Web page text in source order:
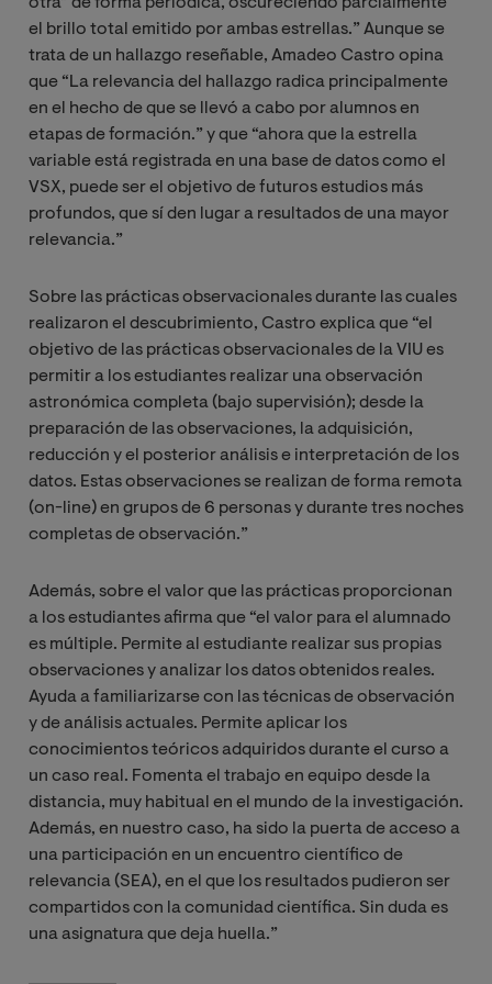
el brillo total emitido por ambas estrellas.” Aunque se
trata de un hallazgo reseñable, Amadeo Castro opina
que “La relevancia del hallazgo radica principalmente
en el hecho de que se llevó a cabo por alumnos en
etapas de formación.” y que “ahora que la estrella
variable está registrada en una base de datos como el
VSX, puede ser el objetivo de futuros estudios más
profundos, que sí den lugar a resultados de una mayor
relevancia.”
Sobre las prácticas observacionales durante las cuales
realizaron el descubrimiento, Castro explica que “el
objetivo de las prácticas observacionales de la VIU es
permitir a los estudiantes realizar una observación
astronómica completa (bajo supervisión); desde la
preparación de las observaciones, la adquisición,
reducción y el posterior análisis e interpretación de los
datos. Estas observaciones se realizan de forma remota
(on-line) en grupos de 6 personas y durante tres noches
completas de observación.”
Además, sobre el valor que las prácticas proporcionan
a los estudiantes afirma que “el valor para el alumnado
es múltiple. Permite al estudiante realizar sus propias
observaciones y analizar los datos obtenidos reales.
Ayuda a familiarizarse con las técnicas de observación
y de análisis actuales. Permite aplicar los
conocimientos teóricos adquiridos durante el curso a
un caso real. Fomenta el trabajo en equipo desde la
distancia, muy habitual en el mundo de la investigación.
Además, en nuestro caso, ha sido la puerta de acceso a
una participación en un encuentro científico de
relevancia (SEA), en el que los resultados pudieron ser
compartidos con la comunidad científica. Sin duda es
una asignatura que deja huella.”